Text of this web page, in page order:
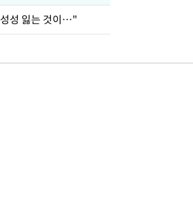
성 잃는 것이…"